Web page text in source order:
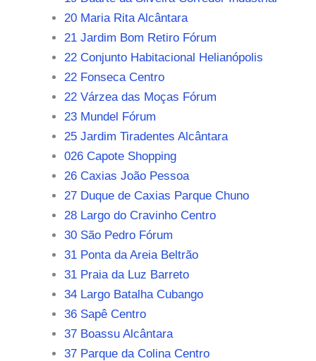
20 Maria Rita Alcântara
21 Jardim Bom Retiro Fórum
22 Conjunto Habitacional Helianópolis
22 Fonseca Centro
22 Várzea das Moças Fórum
23 Mundel Fórum
25 Jardim Tiradentes Alcântara
026 Capote Shopping
26 Caxias João Pessoa
27 Duque de Caxias Parque Chuno
28 Largo do Cravinho Centro
30 São Pedro Fórum
31 Ponta da Areia Beltrão
31 Praia da Luz Barreto
34 Largo Batalha Cubango
36 Sapê Centro
37 Boassu Alcântara
37 Parque da Colina Centro